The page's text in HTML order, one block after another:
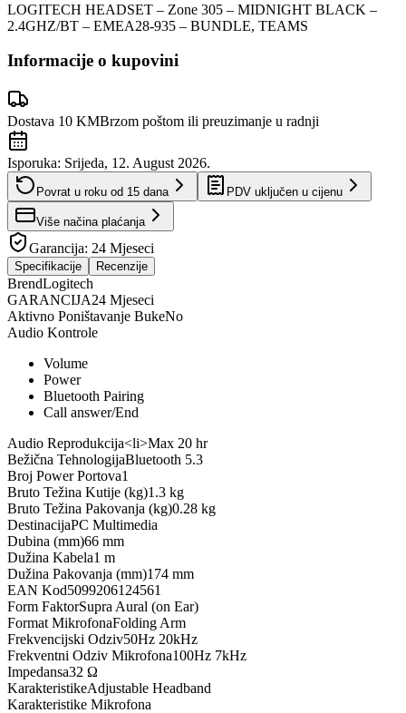
LOGITECH HEADSET – Zone 305 – MIDNIGHT BLACK –
2.4GHZ/BT – EMEA28-935 – BUNDLE, TEAMS
Informacije o kupovini
Dostava 10 KMBrzom poštom ili preuzimanje u radnji
Isporuka: Srijeda, 12. August 2026.
Povrat u roku od 15 dana PDV uključen u cijenu
Više načina plaćanja
Garancija: 24 Mjeseci
Specifikacije Recenzije
BrendLogitech
GARANCIJA24 Mjeseci
Aktivno Poništavanje BukeNo
Audio Kontrole
Volume
Power
Bluetooth Pairing
Call answer/End
Audio Reprodukcija<li>Max 20 hr
Bežična TehnologijaBluetooth 5.3
Broj Power Portova1
Bruto Težina Kutije (kg)1.3 kg
Bruto Težina Pakovanja (kg)0.28 kg
DestinacijaPC Multimedia
Dubina (mm)66 mm
Dužina Kabela1 m
Dužina Pakovanja (mm)174 mm
EAN Kod5099206124561
Form FaktorSupra Aural (on Ear)
Format MikrofonaFolding Arm
Frekvencijski Odziv50Hz 20kHz
Frekventni Odziv Mikrofona100Hz 7kHz
Impedansa32 Ω
KarakteristikeAdjustable Headband
Karakteristike Mikrofona